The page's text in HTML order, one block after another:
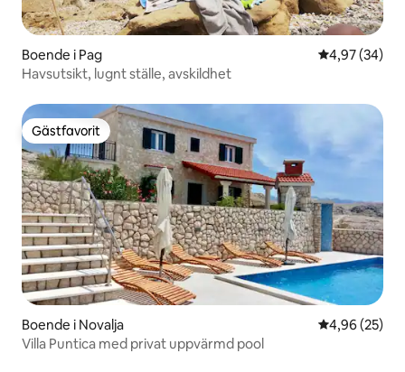
Boende i Pag 4,97 av 5 i
4,97 (34)
Havsutsikt, lugnt ställe, avskildhet
Gästfavorit
Gästfavorit
Boende i Novalja 4,96 av 5 i
4,96 (25)
Villa Puntica med privat uppvärmd pool